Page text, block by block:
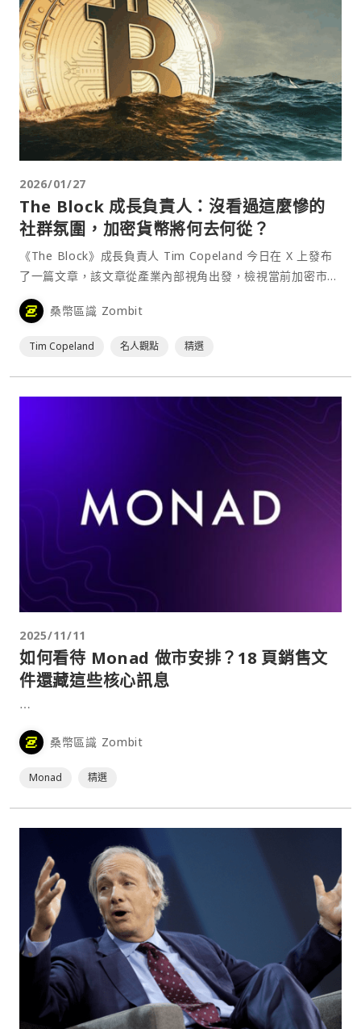
2026/01/27
The Block 成長負責人：沒看過這麼慘的
社群氛圍，加密貨幣將何去何從？
《The Block》成長負責人 Tim Copeland 今日在 X 上發布
了一篇文章，該文章從產業內部視角出發，檢視當前加密市場
前所未有的低迷氛圍。文章指出，這⋯
桑幣區識 Zombit
Tim Copeland 名人觀點 精選
2025/11/11
如何看待 Monad 做市安排？18 頁銷售文
件還藏這些核心訊息
⋯
桑幣區識 Zombit
Monad 精選